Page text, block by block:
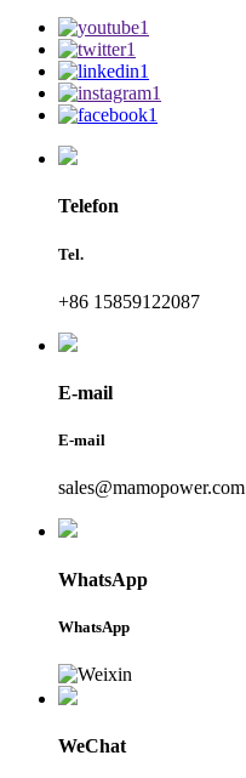
Telefon
Tel.
+86 15859122087
E-mail
E-mail
sales@mamopower.com
WhatsApp
WhatsApp
WeChat